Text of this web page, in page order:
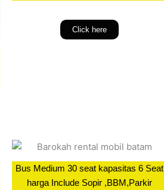
Click here
Bus Medium 30 seat kapasitas 6 Seat
harga Include Sopir ,BBM,Parkir